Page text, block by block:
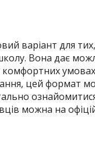
варіант для
Вона дає
цей формат
можна на